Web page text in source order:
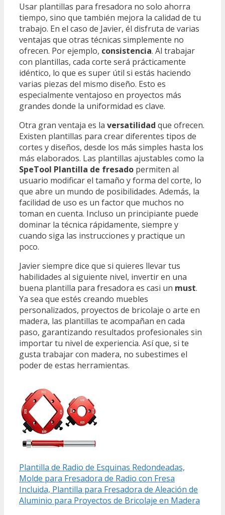
Usar plantillas para fresadora no solo ahorra
tiempo, sino que también mejora la calidad de tu
trabajo. En el caso de Javier, él disfruta de varias
ventajas que otras técnicas simplemente no
ofrecen. Por ejemplo, consistencia. Al trabajar
con plantillas, cada corte será prácticamente
idéntico, lo que es super útil si estás haciendo
varias piezas del mismo diseño. Esto es
especialmente ventajoso en proyectos más
grandes donde la uniformidad es clave.
Otra gran ventaja es la versatilidad que ofrecen.
Existen plantillas para crear diferentes tipos de
cortes y diseños, desde los más simples hasta los
más elaborados. Las plantillas ajustables como la
SpeTool Plantilla de fresado permiten al
usuario modificar el tamaño y forma del corte, lo
que abre un mundo de posibilidades. Además, la
facilidad de uso es un factor que muchos no
toman en cuenta. Incluso un principiante puede
dominar la técnica rápidamente, siempre y
cuando siga las instrucciones y practique un
poco.
Javier siempre dice que si quieres llevar tus
habilidades al siguiente nivel, invertir en una
buena plantilla para fresadora es casi un must.
Ya sea que estés creando muebles
personalizados, proyectos de bricolaje o arte en
madera, las plantillas te acompañan en cada
paso, garantizando resultados profesionales sin
importar tu nivel de experiencia. Así que, si te
gusta trabajar con madera, no subestimes el
poder de estas herramientas.
Plantilla de Radio de Esquinas Redondeadas,
Molde para Fresadora de Radio con Fresa
Incluida, Plantilla para Fresadora de Aleación de
Aluminio para Proyectos de Bricolaje en Madera